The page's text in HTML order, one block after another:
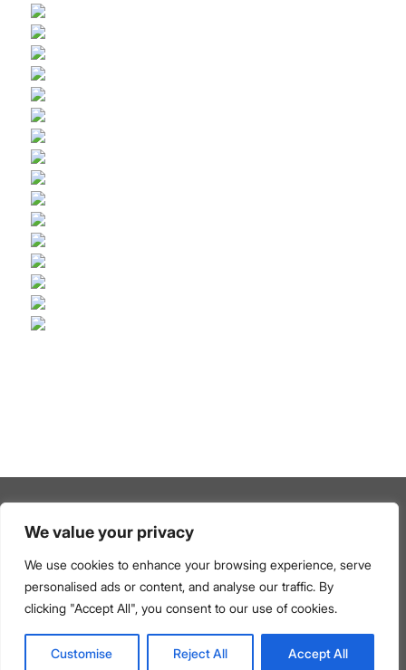
We value your privacy
We use cookies to enhance your browsing experience, serve
personalised ads or content, and analyse our traffic. By
clicking "Accept All", you consent to our use of cookies.
Customise Reject All Accept All
Mentions légales–Politique de confidentialité & Protection
Médiateur de la consommation et mentions légales du
Centre de Prestations de Services –Les barèmes
d’honoraires de l’agence
© Copyright 2026 FORTIS IMMO – Tous droits réservés